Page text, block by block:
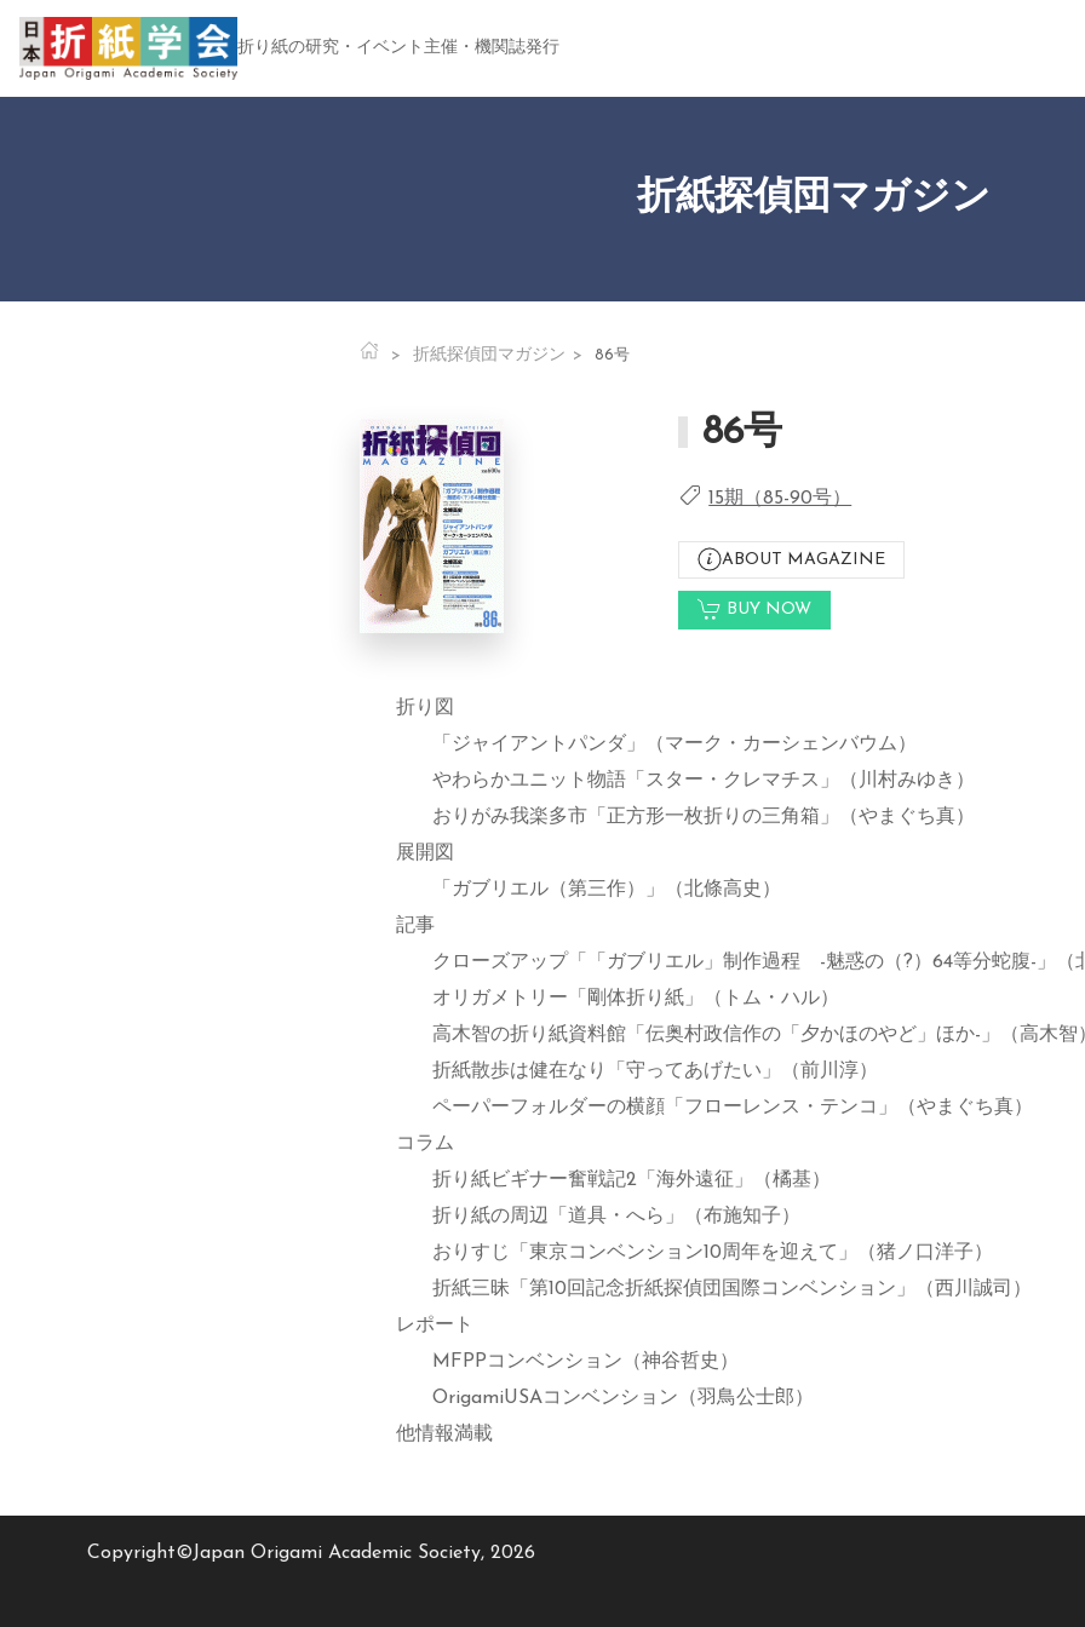
折り紙の研究・イベント主催・機関誌発行
折紙探偵団マガジン
折紙探偵団マガジン 86号
86号
15期（85-90号）
ABOUT MAGAZINE
BUY NOW
折り図
「ジャイアントパンダ」（マーク・カーシェンバウム）
やわらかユニット物語「スター・クレマチス」（川村みゆき）
おりがみ我楽多市「正方形一枚折りの三角箱」（やまぐち真）
展開図
「ガブリエル（第三作）」（北條高史）
記事
クローズアップ「「ガブリエル」制作過程 -魅惑の（?）64等分蛇腹-」（
オリガメトリー「剛体折り紙」（トム・ハル）
高木智の折り紙資料館「伝奥村政信作の「夕かほのやど」ほか-」（高木智
折紙散歩は健在なり「守ってあげたい」（前川淳）
ペーパーフォルダーの横顔「フローレンス・テンコ」（やまぐち真）
コラム
折り紙ビギナー奮戦記2「海外遠征」（橘基）
折り紙の周辺「道具・へら」（布施知子）
おりすじ「東京コンベンション10周年を迎えて」（猪ノ口洋子）
折紙三昧「第10回記念折紙探偵団国際コンベンション」（西川誠司）
レポート
MFPPコンベンション（神谷哲史）
OrigamiUSAコンベンション（羽鳥公士郎）
他情報満載
Copyright©Japan Origami Academic Society, 2026